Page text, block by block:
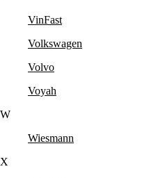
VinFast
Volkswagen
Volvo
Voyah
W
Wiesmann
X